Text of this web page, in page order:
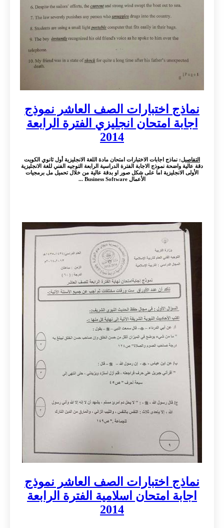
نماذج اختبارات الصف العاشر نموذج
اجابة امتحان انجليزي الفترة الرابعة
2014
التفاصيل: نماذج اجابات الاختبارات امتحان مادة اللغة الانجليزية أول ثانوي الكويت
دقة عالية واضحة نموذج الاجابة الفترة الدراسية الرابعة التوجيه الفني للغة الانجليزية
الأولى الانجليزية اما على شكل صور او بدقة عالية من خلال تحميل مل برمجيات
الأعمال Business Software ...
نماذج اختبارات الصف العاشر نموذج
اجابة امتحان اسلامية الفترة الرابعة
2014